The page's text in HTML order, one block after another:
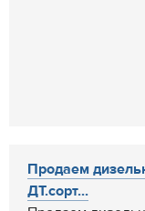
Продаем
ДТ.сорт...